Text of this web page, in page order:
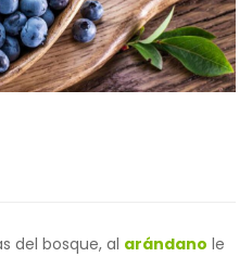
del bosque, al arándano le